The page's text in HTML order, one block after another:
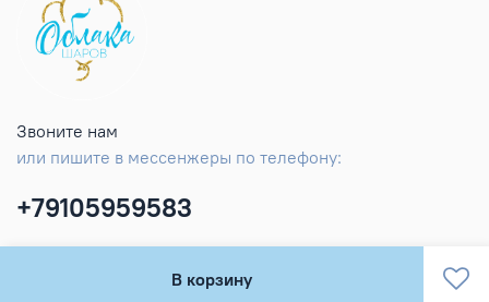
В корзину
Звоните нам
или пишите в мессенжеры по телефону:
+79105959583